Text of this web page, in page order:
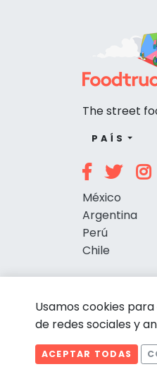
The street
PAÍS
México
Argentina
Perú
Chile
©
Usamos cookies
de redes sociales y
ACEPTAR TODAS